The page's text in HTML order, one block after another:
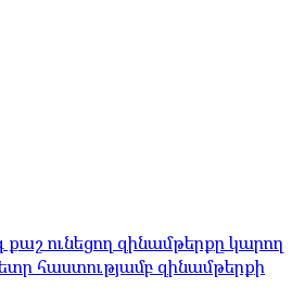
ունեցող զինամթերքը կարող
հաստությամբ զինամթերքի